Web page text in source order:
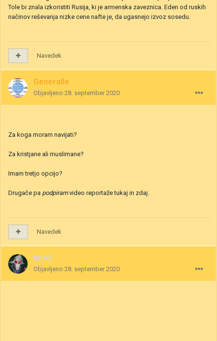
Tole bi znala izkoristiti Rusija, ki je armenska zaveznica. Eden od ruskih
načinov reševanja nizke cene nafte je, da ugasnejo izvoz sosedu.
Navedek
Generalle
Objavljeno 28. september 2020
Za koga moram navijati?
Za kristjane ali muslimane?
Imam tretjo opcijo?
Drugače pa podpiramvideo reportaže tukaj in zdaj.
Navedek
horči
Objavljeno 28. september 2020